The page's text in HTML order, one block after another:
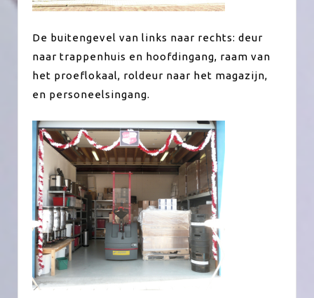
De buitengevel van links naar rechts: deur
naar trappenhuis en hoofdingang, raam van
het proeflokaal, roldeur naar het magazijn,
en personeelsingang.